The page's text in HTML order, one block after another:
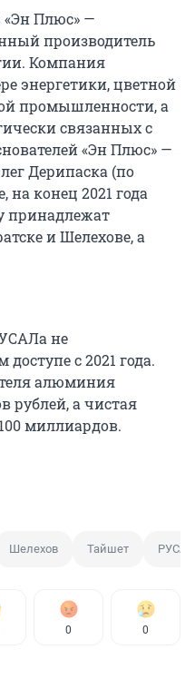
Плюс» —
производитель
Компания
энергетики, цветной
промышленности, а
связанных с
«Эн Плюс» —
Дерипаска (по
конец 2021 года
принадлежат
и Шелехове, а
не
с 2021 года.
алюминия
рублей, а чистая
миллиардов.
Шелехов Тайшет РУСАЛ
0 0